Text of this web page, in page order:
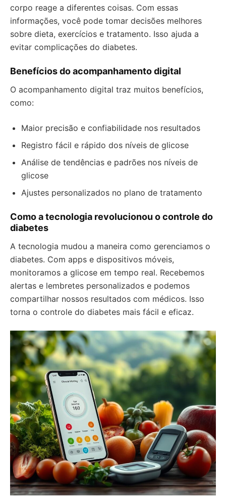
corpo reage a diferentes coisas. Com essas
informações, você pode tomar decisões melhores
sobre dieta, exercícios e tratamento. Isso ajuda a
evitar complicações do diabetes.
Benefícios do acompanhamento digital
O acompanhamento digital traz muitos benefícios,
como:
Maior precisão e confiabilidade nos resultados
Registro fácil e rápido dos níveis de glicose
Análise de tendências e padrões nos níveis de
glicose
Ajustes personalizados no plano de tratamento
Como a tecnologia revolucionou o controle do
diabetes
A tecnologia mudou a maneira como gerenciamos o
diabetes. Com apps e dispositivos móveis,
monitoramos a glicose em tempo real. Recebemos
alertas e lembretes personalizados e podemos
compartilhar nossos resultados com médicos. Isso
torna o controle do diabetes mais fácil e eficaz.